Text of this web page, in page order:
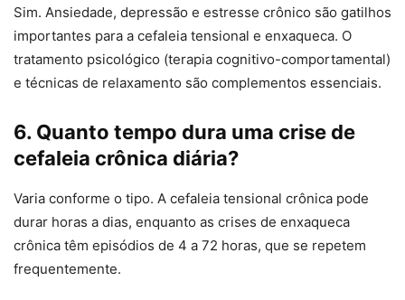
Sim. Ansiedade, depressão e estresse crônico são gatilhos
importantes para a cefaleia tensional e enxaqueca. O
tratamento psicológico (terapia cognitivo-comportamental)
e técnicas de relaxamento são complementos essenciais.
6. Quanto tempo dura uma crise de
cefaleia crônica diária?
Varia conforme o tipo. A cefaleia tensional crônica pode
durar horas a dias, enquanto as crises de enxaqueca
crônica têm episódios de 4 a 72 horas, que se repetem
frequentemente.